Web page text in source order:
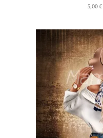
5,00€